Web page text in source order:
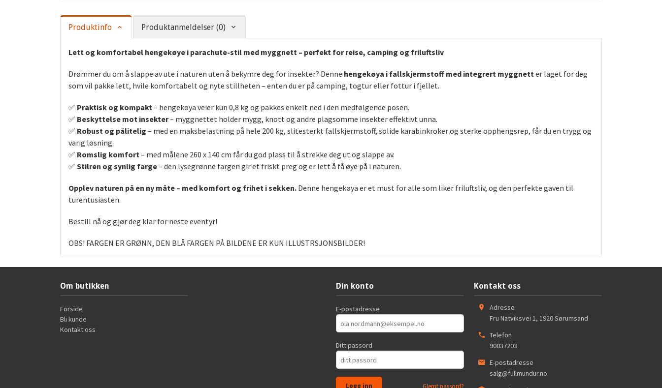
Produktinfo Produktanmeldelser (0)
Lett og komfortabel hengekøye i parachute-stil med myggnett – perfekt for reise, camping og friluftsliv
Drømmer du om å slappe av ute i naturen uten å bekymre deg for insekter? Denne hengekøya i fallskjermstoff med integrert myggnetter laget for deg
som vil pakke lett, hvile komfortabelt og nyte stillheten – enten du er på camping, togtur eller fottur i fjellet.
✅ Praktisk og kompakt– hengekøya veier kun 0,8 kg og pakkes enkelt ned i den medfølgende posen.
✅ Beskyttelse mot insekter– myggnettet holder mygg, knott og andre plagsomme insekter effektivt unna.
✅ Robust og pålitelig – med en maksbelastning på hele 200 kg, slitesterkt fallskjermstoff, solide karabinkroker og sterke opphengsrep, får du en trygg og
varig løsning.
✅ Romslig komfort– med målene 260 x 140 cm får du god plass til å strekke deg ut og slappe av.
✅ Stilren og synlig farge– den lysegrønne fargen gir et friskt preg og er lett å få øye på i naturen.
Opplev naturen på en ny måte – med komfort og frihet i sekken. Denne hengekøya er et must for alle som liker friluftsliv, og den perfekte gaven til
turentusiasten.
Bestill nå og gjør deg klar for neste eventyr!
OBS! FARGEN ER GRØNN, DEN BLÅ FARGEN PÅ BILDENE ER KUN ILLUSTRSJONSBILDER!
Om butikken
Forside
Bli kunde
Kontakt oss
Din konto
E-postadresse
Ditt passord
Kontakt oss
Adresse
Fru Natviksvei 1, 1920Sørumsand
Telefon
90037203
E-postadresse
salg@fullmundur.no